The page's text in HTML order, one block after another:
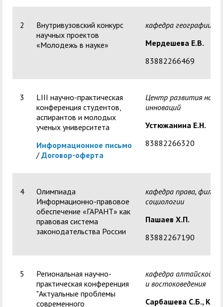
2
Внутривузовский конкурс
научных проектов
«Молодежь в науке»
кафедра географии
Мердешева Е.В.
83882266469
3
LIII научно-практическая
конференция студентов,
аспирантов и молодых
ученых университета
Информационное письмо
/ Договор-оферта
Центр развития
инноваций
Устюжанина Е.Н.
83882266320
4
Олимпиада
Информационно-правовое
обеспечение «ГАРАНТ» как
правовая система
законодательства России
кафедра права,
социологии
Пашаев Х.П.
83882267190
5
Региональная научно-
практическая конференция
"Актуальные проблемы
современного
кафедра алтайской
и востоковедения
Сарбашева С.Б.,